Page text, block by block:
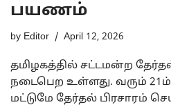
பயணம்
by Editor April 12, 2026
தமிழகத்தில் சட்டமன்ற தேர்தல்
நடைபெற உள்ளது. வரும்
மட்டுமே தேர்தல் பிரசாரம்